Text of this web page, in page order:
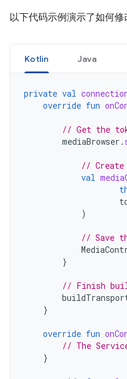
以下代码示例演示了如何修
Kotlin Java
private val
override fun
// Get the
mediaBrowser .
// Create
val
)
// Save
}
// Finish
}
override fun
// The
}